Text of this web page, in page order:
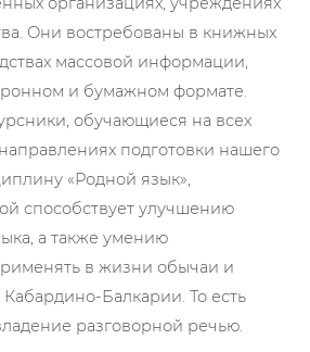
Они востребованы в книжных
массовой информации,
и бумажном формате.
обучающиеся на всех
подготовки нашего
«Родной язык»,
способствует улучшению
а также умению
в жизни обычаи и
Балкарии. То есть
разговорной речью.